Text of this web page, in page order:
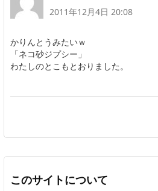
2011年12月4日 20:08
かりんとうみたいｗ
「ネコ砂ジプシー」
わたしのとこもとおりました。
このサイトについて